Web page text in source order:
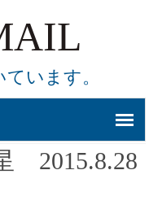
います。
2015.8.28